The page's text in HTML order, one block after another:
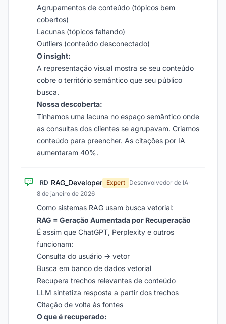
Agrupamentos de conteúdo (tópicos bem
cobertos)
Lacunas (tópicos faltando)
Outliers (conteúdo desconectado)
O insight:
A representação visual mostra se seu conteúdo
cobre o território semântico que seu público
busca.
Nossa descoberta:
Tínhamos uma lacuna no espaço semântico onde
as consultas dos clientes se agrupavam. Criamos
conteúdo para preencher. As citações por IA
aumentaram 40%.
RD RAG_Developer Expert Desenvolvedor de IA·
8 de janeiro de 2026
Como sistemas RAG usam busca vetorial:
RAG = Geração Aumentada por Recuperação
É assim que ChatGPT, Perplexity e outros
funcionam:
Consulta do usuário → vetor
Busca em banco de dados vetorial
Recupera trechos relevantes de conteúdo
LLM sintetiza resposta a partir dos trechos
Citação de volta às fontes
O que é recuperado: